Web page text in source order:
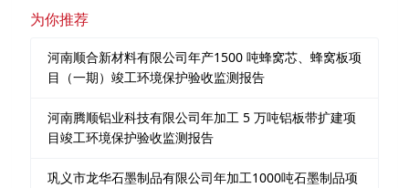
为你推荐
河南顺合新材料有限公司年产1500 吨蜂窝芯、蜂窝板项
目（一期）竣工环境保护验收监测报告
河南腾顺铝业科技有限公司年加工 5 万吨铝板带扩建项
目竣工环境保护验收监测报告
巩义市龙华石墨制品有限公司年加工1000吨石墨制品项